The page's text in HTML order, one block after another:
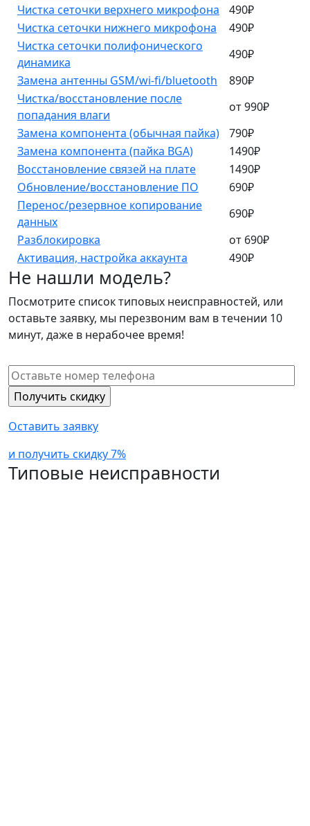
Чистка сеточки верхнего микрофона
490₽
Чистка сеточки нижнего микрофона
490₽
Чистка сеточки полифонического
динамика
490₽
Замена антенны GSM/wi-fi/bluetooth
890₽
Чистка/восстановление после
попадания влаги
от 990₽
Замена компонента (обычная пайка)
790₽
Замена компонента (пайка BGA)
1490₽
Восстановление связей на плате
1490₽
Обновление/восстановление ПО
690₽
Перенос/резервное копирование
данных
690₽
Разблокировка
от 690₽
Активация, настройка аккаунта
490₽
Не нашли модель?
Посмотрите список типовых неисправностей, или
оставьте заявку, мы перезвоним вам в течении 10
минут, даже в нерабочее время!
Оставить заявку
и получить скидку 7%
Типовые неисправности